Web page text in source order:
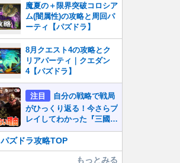
魔夏の＋限界突破コロシア
ム(闇属性)の攻略と周回パ
ーティ【パズドラ】
8月クエスト4の攻略とク
リアパーティ｜クエダン
4【パズドラ】
注目
自分の戦略で戦局
がひっくり返る！今さらプ
レイしてわかった『三國志
真戦』が本格SLG好きを
魅了して離さないワケ
パズドラ攻略TOP
もっとみる